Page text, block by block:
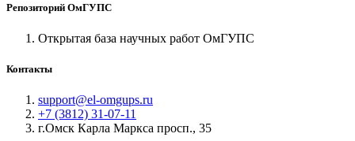
Репозиторий ОмГУПС
Открытая база научных работ ОмГУПС
Контакты
support@el-omgups.ru
+7 (3812) 31-07-11
г.Омск Карла Маркса просп., 35